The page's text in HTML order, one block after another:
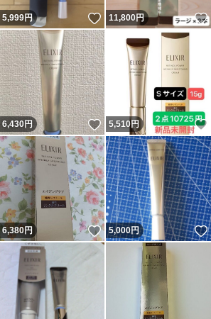
いいね！
5,999円 いいね！
11,800円
いいね！
6,430円 いいね！
5,510円
いいね！
6,380円 いいね！
5,000円